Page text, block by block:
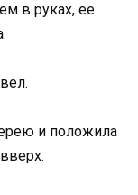
в руках, ее
и положила